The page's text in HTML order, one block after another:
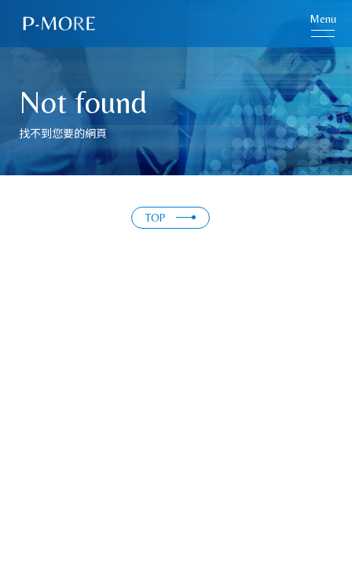
Menu
Not found
找不到您要的網頁
TOP